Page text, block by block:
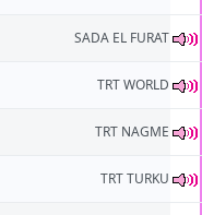
SADA EL FURAT
TRT WORLD
TRT NAGME
TRT TURKU